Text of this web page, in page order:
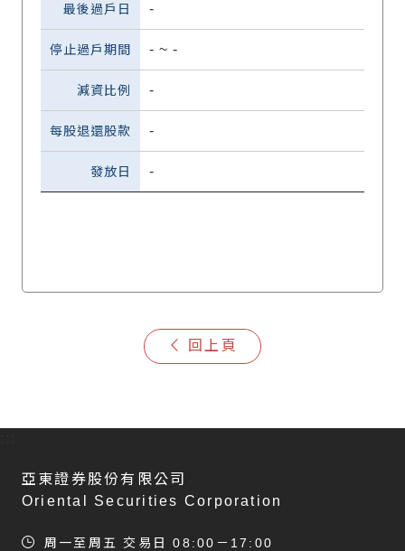
-
- ~ -
-
-
-
回上頁
亞東證券股份有限公司
Oriental Securities Corporation
周一至周五 交易日 08:00－17:00